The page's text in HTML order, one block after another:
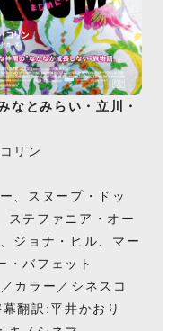
なとみらい・立川・
リン
、スヌープ・ドッ
ステファニア・オー
ジョナ・ヒル、マー
・バフェット
カラー／シネスコ
翻訳:平井かおり